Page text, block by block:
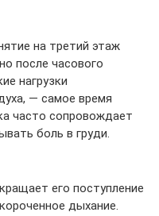
на третий этаж
после часового
нагрузки
— самое время
часто сопровождает
боль в груди.
его поступление
дыхание.